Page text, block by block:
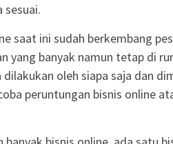
sesuai.
saat ini sudah berkembang
yang banyak namun tetap di
dilakukan oleh siapa saja dan
peruntungan bisnis online